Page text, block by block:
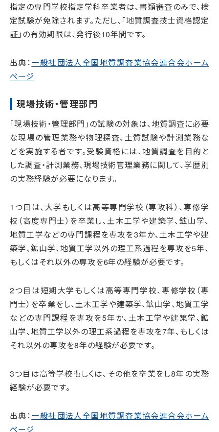
指定の専門学校指定学科卒業者は、書類審査のみで、検
定試験が免除されます。ただし、「地質調査技士資格認定
証」の有効期限は、発行後10年間です。
出典：一般社団法人全国地質調査業協会連合会ホーム
ページ
現場技術・管理部門
「現場技術・管理部門」の試験の対象は、地質調査に必要
な現場の管理業務や物理探査、土質試験や計測業務な
どを実施する者です。受験資格には、地質調査を目的と
した調査・計測業務、現場技術管理業務に関して、学歴別
の実務経験が必要になります。
1つ目は、大学もしくは高等専門学校（専攻科）、専修学
校（高度専門士）を卒業し、土木工学や建築学、鉱山学、
地質工学などの専門課程を専攻を3年か、土木工学や建
築学、鉱山学、地質工学以外の理工系過程を専攻を5年、
もしくはそれ以外の専攻を6年の経験が必要です。
2つ目は短期大学もしくは高等専門学校、専修学校（専
門士）を卒業をし、土木工学や建築学、鉱山学、地質工学
などの専門課程を専攻を5年か、土木工学や建築学、鉱
山学、地質工学以外の理工系過程を専攻を7年、もしくは
それ以外の専攻を8年の経験が必要です。
3つ目は高等学校もしくは、その他を卒業をし8年の実務
経験が必要です。
出典：一般社団法人全国地質調査業協会連合会ホーム
ページ